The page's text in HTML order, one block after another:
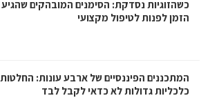
כשהזוגיות נסדקת: הסימנים המובהקים שהגיע
הזמן לפנות לטיפול מקצועי
המתכננים הפיננסיים של ארבע עונות: החלטות
כלכליות גדולות לא כדאי לקבל לבד